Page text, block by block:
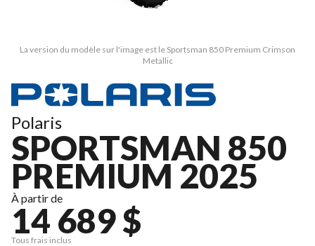
La version du modèle sur l'image est le Sportsman 850 Premium Crimson
Metallic
Polaris
SPORTSMAN 850
PREMIUM 2025
À partir de
14 689 $
Tous frais inclus